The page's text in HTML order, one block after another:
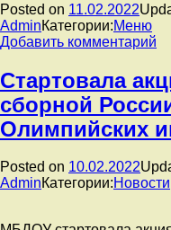
г.
Posted on 11.02.2022
AdminКатегории:Меню
Добавить комментарий
на
11
Cтартовала
сборной
Олимпийских
Posted on 10.02.2022
AdminКатегории:Новости